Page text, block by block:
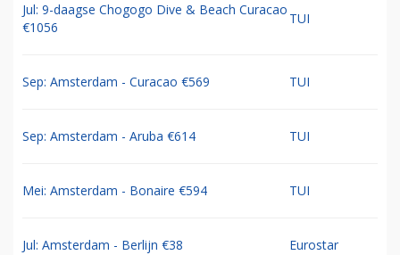
Jul: 9-daagse Chogogo Dive & Beach Curacao
€1056
TUI
Sep: Amsterdam - Curacao €569 TUI
Sep: Amsterdam - Aruba €614 TUI
Mei: Amsterdam - Bonaire €594 TUI
Jul: Amsterdam - Berlijn €38 Eurostar